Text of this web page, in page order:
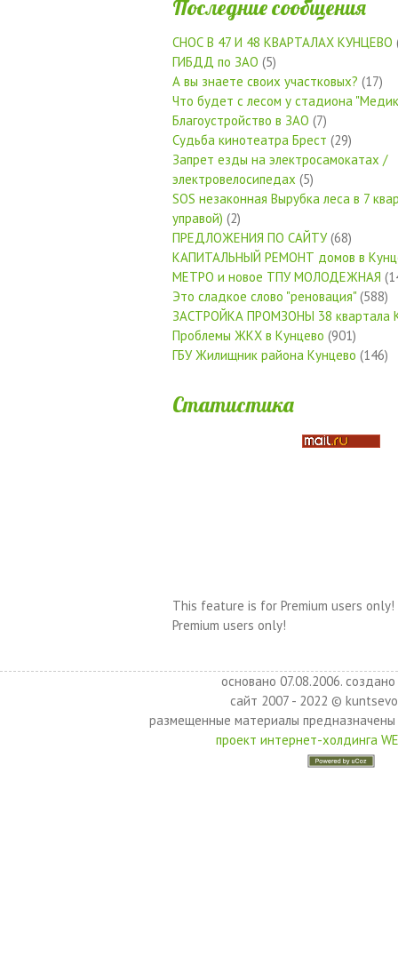
Последние сообщения
СНОС В 47 И 48 КВАРТАЛАХ КУНЦЕВО
ГИБДД по ЗАО (5)
А вы знаете своих участковых? (17)
Что будет с лесом у стадиона
Благоустройство в ЗАО (7)
Судьба кинотеатра Брест (29)
Запрет езды на электросамокатах /
электровелосипедах (5)
SOS незаконная Вырубка леса в 7
управой) (2)
ПРЕДЛОЖЕНИЯ ПО САЙТУ(68)
КАПИТАЛЬНЫЙ РЕМОНТ домов в
МЕТРО и новое ТПУ МОЛОДЕЖНАЯ
Это сладкое слово "реновация" (588)
ЗАСТРОЙКА ПРОМЗОНЫ 38 квартала
Проблемы ЖКХ в Кунцево (901)
ГБУ Жилищник района Кунцево (146)
Статистика
This feature is for Premium users only!
Premium users only!
основано 07.08.2006.
сайт 2007 - 2022 ©
размещенные материалы
проект интернет-холдинга